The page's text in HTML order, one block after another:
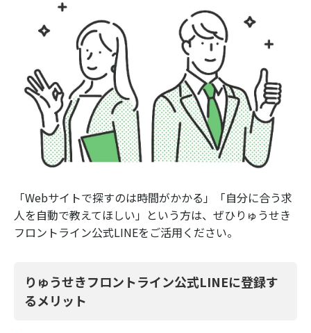
「Webサイトで探すのは時間がかかる」「自分に合う求
人を自動で教えてほしい」という方は、ぜひりゅうせき
フロントライン公式LINEをご活用ください。
りゅうせきフロントライン公式LINEに登録す
るメリット